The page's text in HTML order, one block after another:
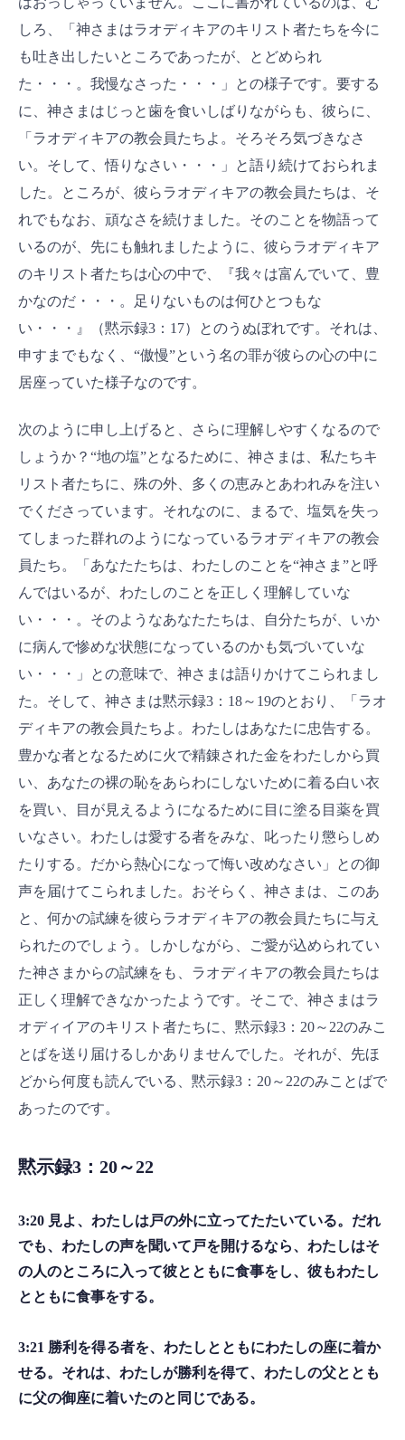
しろ、「神さまはラオディキアのキリスト者たちを今に
も吐き出したいところであったが、とどめられ
た・・・。我慢なさった・・・」との様子です。要する
に、神さまはじっと歯を食いしばりながらも、彼らに、
「ラオディキアの教会員たちよ。そろそろ気づきなさ
い。そして、悟りなさい・・・」と語り続けておられま
した。ところが、彼らラオディキアの教会員たちは、そ
れでもなお、頑なさを続けました。そのことを物語って
いるのが、先にも触れましたように、彼らラオディキア
のキリスト者たちは心の中で、『我々は富んでいて、豊
かなのだ・・・。足りないものは何ひとつもな
い・・・』（黙示録3：17）とのうぬぼれです。それは、
申すまでもなく、“傲慢”という名の罪が彼らの心の中に
居座っていた様子なのです。
次のように申し上げると、さらに理解しやすくなるので
しょうか？“地の塩”となるために、神さまは、私たちキ
リスト者たちに、殊の外、多くの恵みとあわれみを注い
でくださっています。それなのに、まるで、塩気を失っ
てしまった群れのようになっているラオディキアの教会
員たち。「あなたたちは、わたしのことを“神さま”と呼
んではいるが、わたしのことを正しく理解していな
い・・・。そのようなあなたたちは、自分たちが、いか
に病んで惨めな状態になっているのかも気づいていな
い・・・」との意味で、神さまは語りかけてこられまし
た。そして、神さまは黙示録3：18～19のとおり、「ラオ
ディキアの教会員たちよ。わたしはあなたに忠告する。
豊かな者となるために火で精錬された金をわたしから買
い、あなたの裸の恥をあらわにしないために着る白い衣
を買い、目が見えるようになるために目に塗る目薬を買
いなさい。わたしは愛する者をみな、叱ったり懲らしめ
たりする。だから熱心になって悔い改めなさい」との御
声を届けてこられました。おそらく、神さまは、このあ
と、何かの試練を彼らラオディキアの教会員たちに与え
られたのでしょう。しかしながら、ご愛が込められてい
た神さまからの試練をも、ラオディキアの教会員たちは
正しく理解できなかったようです。そこで、神さまはラ
オディイアのキリスト者たちに、黙示録3：20～22のみこ
とばを送り届けるしかありませんでした。それが、先ほ
どから何度も読んでいる、黙示録3：20～22のみことばで
あったのです。
黙示録3：20～22
3:20 見よ、わたしは戸の外に立ってたたいている。だれ
でも、わたしの声を聞いて戸を開けるなら、わたしはそ
の人のところに入って彼とともに食事をし、彼もわたし
とともに食事をする。
3:21 勝利を得る者を、わたしとともにわたしの座に着か
せる。それは、わたしが勝利を得て、わたしの父ととも
に父の御座に着いたのと同じである。